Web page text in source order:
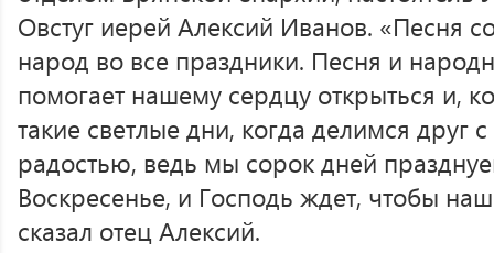
Овстуг иерей Алексий Иванов. «Песня
народ во все праздники. Песня и
помогает нашему сердцу открыться и,
такие светлые дни, когда делимся друг
радостью, ведь мы сорок дней
Воскресенье, и Господь ждет, чтобы
сказал отец Алексий.